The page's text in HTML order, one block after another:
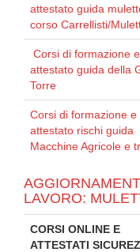
attestato guida
corso Carrellisti/
Corsi di formazione e
attestato guida della
Torre
Corsi di formazione e
attestato rischi guida
Macchine Agricole e
LAVORO:
CORSI ONLINE E
ATTESTATI